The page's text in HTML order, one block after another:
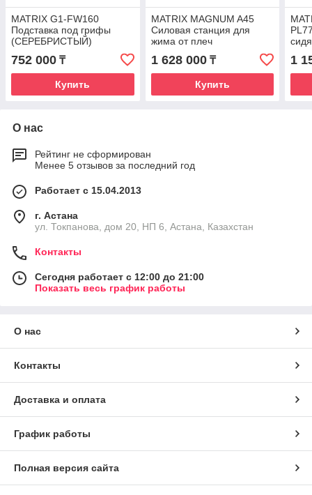
MATRIX G1-FW160
Подставка под грифы
(СЕРЕБРИСТЫЙ)
752 000 ₸
Купить
MATRIX MAGNUM A45
Силовая станция для
жима от плеч
(СЕРЕБРИСТЫЙ)
1 628 000₸
Купить
1
О нас
Рейтинг не сформирован
Менее 5 отзывов за последний год
Работает с 15.04.2013
г. Астана
ул. Токпанова, дом 20, НП 6, Астана, Казахстан
Контакты
Сегодня работает с 12:00 до 21:00
Показать весь график работы
О нас
Контакты
Доставка и оплата
График работы
Полная версия сайта